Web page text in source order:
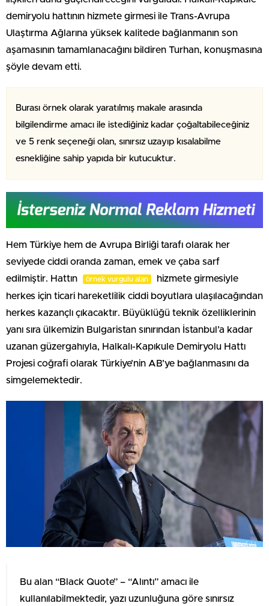
demiryolu hattının hizmete girmesi ile Trans-Avrupa
Ulaştırma Ağlarına yüksek kalitede bağlanmanın son
aşamasının tamamlanacağını bildiren Turhan, konuşmasına
şöyle devam etti.
Burası örnek olarak yaratılmış makale arasında
bilgilendirme amacı ile istediğiniz kadar çoğaltabileceğiniz
ve 5 renk seçeneği olan, sınırsız uzayıp kısalabilme
esnekliğine sahip yapıda bir kutucuktur.
Hem Türkiye hem de Avrupa Birliği tarafı olarak her
seviyede ciddi oranda zaman, emek ve çaba sarf
edilmiştir. Hattın
örnek vurgulu alan
hizmete girmesiyle
herkes için ticari hareketlilik ciddi boyutlara ulaşılacağından
herkes kazançlı çıkacaktır. Büyüklüğü teknik özelliklerinin
yanı sıra ülkemizin Bulgaristan sınırından İstanbul’a kadar
uzanan güzergahıyla, Halkalı-Kapıkule Demiryolu Hattı
Projesi coğrafi olarak Türkiye’nin AB’ye bağlanmasını da
simgelemektedir.
Bu alan “Black Quote” – “Alıntı” amacı ile
kullanılabilmektedir, yazı uzunluğuna göre sınırsız